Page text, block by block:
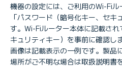
機器の設定には、ご利用のWi-Fi
「パスワード（暗号化キー、セ
す。Wi-Fiルーター本体に記載さ
キュリティキー）を事前に確認し
画像は記載表示の一例です。製品
場所がご不明な場合は取扱説明書